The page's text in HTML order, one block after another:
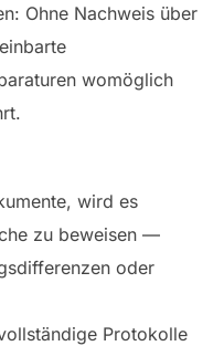
Ohne Nachweis über
womöglich
wird es
zu beweisen —
oder
Protokolle